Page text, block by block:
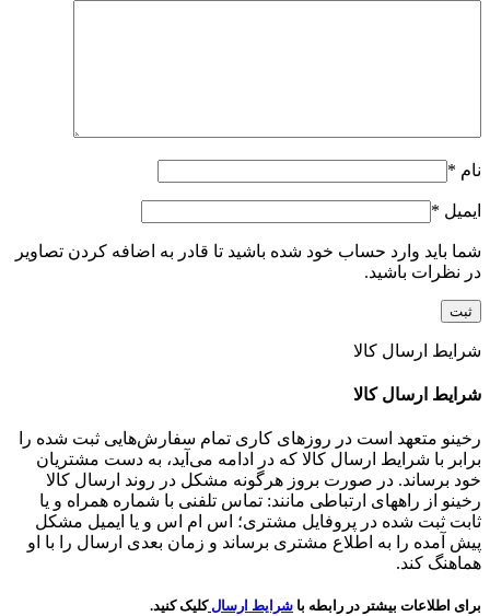
نام *
ایمیل *
شما باید وارد حساب خود شده باشید تا قادر به اضافه کردن تصاویر
در نظرات باشید.
شرایط ارسال کالا
شرایط ارسال کالا
رخینو متعهد است در روزهای کاری تمام سفارش‌هایی ثبت شده را
برابر با شرایط ارسال کالا که در ادامه می‌آید، به دست مشتریان
خود برساند. در صورت بروز هرگونه مشکل در روند ارسال کالا
رخینو از راههای ارتباطی مانند: تماس تلفنی با شماره همراه و یا
ثابت ثبت شده در پروفایل مشتری؛ اس ام اس و یا ایمیل مشکل
پیش آمده را به اطلاع مشتری برساند و زمان بعدی ارسال را با او
هماهنگ کند.
برای اطلاعات بیشتر در رابطه با شرایط ارسال کلیک کنید.